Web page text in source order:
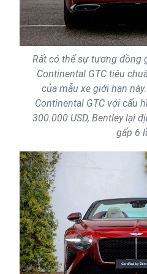
Rất có thể sự tương đồng
Continental GTC tiêu
của mẫu xe giới hạn
Continental GTC với cấu
300.000 USD, Bentley lại
gấp 6